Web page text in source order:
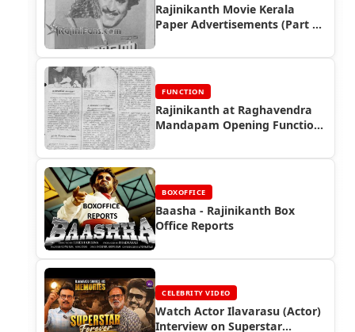
Rajinikanth Movie Kerala
Paper Advertisements (Part 7)
FUNCTION
Rajinikanth at Raghavendra
Mandapam Opening Function
BOXOFFICE
Baasha - Rajinikanth Box
Office Reports
CELEBRITY VIDEO
Watch Actor Ilavarasu (Actor)
Interview on Superstar